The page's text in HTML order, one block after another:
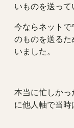
いものを送って
今ならネット
のものを送る
いました。
本当に忙しかっ
に他人軸で当時